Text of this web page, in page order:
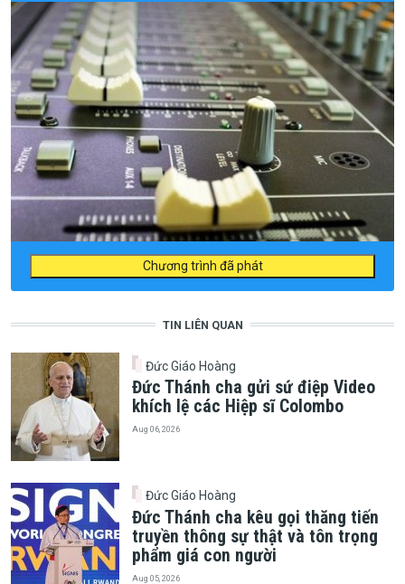
Chương trình đã phát
TIN LIÊN QUAN
Đức Giáo Hoàng
Đức Thánh cha gửi sứ điệp Video
khích lệ các Hiệp sĩ Colombo
Aug 06, 2026
Đức Giáo Hoàng
Đức Thánh cha kêu gọi thăng tiến
truyền thông sự thật và tôn trọng
phẩm giá con người
Aug 05, 2026